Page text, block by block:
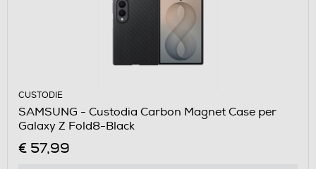
CUSTODIE
SAMSUNG - Custodia Carbon Magnet Case per
Galaxy Z Fold8-Black
€ 57,99